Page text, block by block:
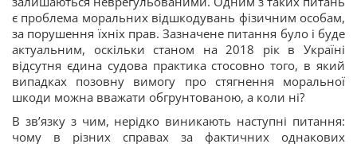
є проблема моральних відшкодувань фізичним особам,
за порушення їхніх прав. Зазначене питання було і буде
актуальним, оскільки станом на 2018 рік в Україні
відсутня єдина судова практика стосовно того, в який
випадках позовну вимогу про стягнення моральної
шкоди можна вважати обгрунтованою, а коли ні?
В зв’язку з чим, нерідко виникають наступні питання:
чому в різних справах за фактичних однакових